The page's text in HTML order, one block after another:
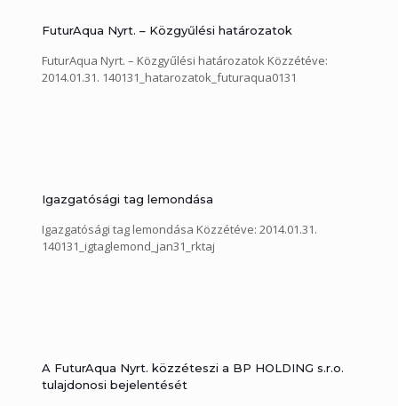
FuturAqua Nyrt. – Közgyűlési határozatok
FuturAqua Nyrt. – Közgyűlési határozatok Közzétéve:
2014.01.31. 140131_hatarozatok_futuraqua0131
Igazgatósági tag lemondása
Igazgatósági tag lemondása Közzétéve: 2014.01.31.
140131_igtaglemond_jan31_rktaj
A FuturAqua Nyrt. közzéteszi a BP HOLDING s.r.o.
tulajdonosi bejelentését